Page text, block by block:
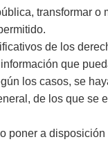
transformar o
de los
que
los casos, se
de los que se
poner a